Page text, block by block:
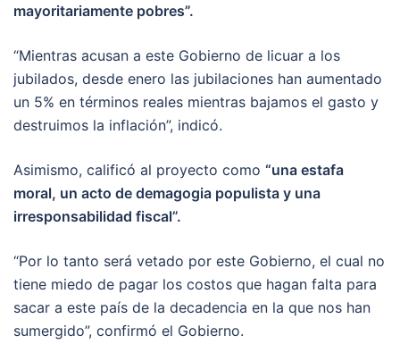
mayoritariamente pobres”.
“Mientras acusan a este Gobierno de licuar a los
jubilados, desde enero las jubilaciones han aumentado
un 5% en términos reales mientras bajamos el gasto y
destruimos la inflación”, indicó.
Asimismo, calificó al proyecto como “una estafa
moral, un acto de demagogia populista y una
irresponsabilidad fiscal”.
“Por lo tanto será vetado por este Gobierno, el cual no
tiene miedo de pagar los costos que hagan falta para
sacar a este país de la decadencia en la que nos han
sumergido”, confirmó el Gobierno.